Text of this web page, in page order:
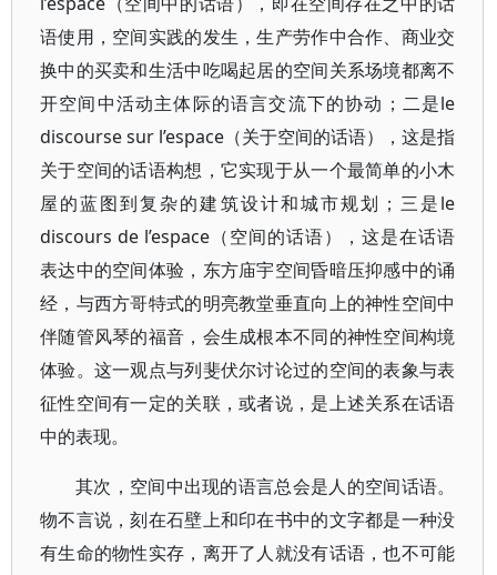
语使用，空间实践的发生，生产劳作中合作、商业交
换中的买卖和生活中吃喝起居的空间关系场境都离不
开空间中活动主体际的语言交流下的协动；二是le
discourse sur l’espace（关于空间的话语），这是指
关于空间的话语构想，它实现于从一个最简单的小木
屋的蓝图到复杂的建筑设计和城市规划；三是le
discours de l’espace（空间的话语），这是在话语
表达中的空间体验，东方庙宇空间昏暗压抑感中的诵
经，与西方哥特式的明亮教堂垂直向上的神性空间中
伴随管风琴的福音，会生成根本不同的神性空间构境
体验。这一观点与列斐伏尔讨论过的空间的表象与表
征性空间有一定的关联，或者说，是上述关系在话语
中的表现。
其次，空间中出现的语言总会是人的空间话语。
物不言说，刻在石壁上和印在书中的文字都是一种没
有生命的物性实存，离开了人就没有话语，也不可能